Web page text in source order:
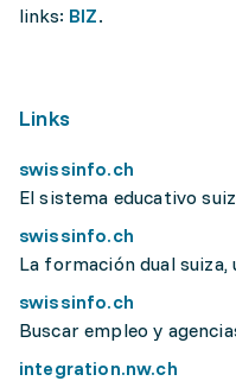
links: BIZ.
Links
swissinfo.ch
El sistema educativo
swissinfo.ch
La formación dual suiza,
swissinfo.ch
Buscar empleo y
integration.nw.ch